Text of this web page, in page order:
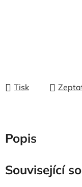
Tisk
Popis
Související